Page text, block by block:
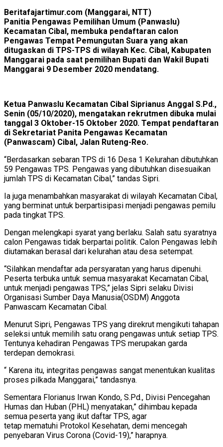
Beritafajartimur.com (Manggarai, NTT)
Panitia Pengawas Pemilihan Umum (Panwaslu)
Kecamatan Cibal, membuka pendaftaran calon
Pengawas Tempat Pemungutan Suara yang akan
ditugaskan di TPS-TPS di wilayah Kec. Cibal, Kabupaten
Manggarai pada saat pemilihan Bupati dan Wakil Bupati
Manggarai 9 Desember 2020 mendatang.
Ketua Panwaslu Kecamatan Cibal Siprianus Anggal S.Pd.,
Senin (05/10/2020), mengatakan rekrutmen dibuka mulai
tanggal 3 Oktober-15 Oktober 2020. Tempat pendaftaran
di Sekretariat Panita Pengawas Kecamatan
(Panwascam) Cibal, Jalan Ruteng-Reo.
“Berdasarkan sebaran TPS di 16 Desa 1 Kelurahan dibutuhkan
59 Pengawas TPS. Pengawas yang dibutuhkan disesuaikan
jumlah TPS di Kecamatan Cibal,” tandas Sipri.
Ia juga menambahkan masyarakat di wilayah Kecamatan Cibal,
yang berminat untuk berpartisipasi menjadi pengawas pemilu
pada tingkat TPS.
Dengan melengkapi syarat yang berlaku. Salah satu syaratnya
calon Pengawas tidak berpartai politik. Calon Pengawas lebih
diutamakan berasal dari kelurahan atau desa setempat.
“Silahkan mendaftar ada persyaratan yang harus dipenuhi.
Peserta terbuka untuk semua masyarakat Kecamatan Cibal,
untuk menjadi pengawas TPS,” jelas Sipri selaku Divisi
Organisasi Sumber Daya Manusia(OSDM) Anggota
Panwascam Kecamatan Cibal.
Menurut Sipri, Pengawas TPS yang direkrut mengikuti tahapan
seleksi untuk memilih satu orang pengawas untuk setiap TPS.
Tentunya kehadiran Pengawas TPS merupakan garda
terdepan demokrasi.
“ Karena itu, integritas pengawas sangat menentukan kualitas
proses pilkada Manggarai,” tandasnya.
Sementara Florianus Irwan Kondo, S.Pd., Divisi Pencegahan
Humas dan Huban (PHL) menyatakan,” dihimbau kepada
semua peserta yang ikut daftar TPS, agar
tetap mematuhi Protokol Kesehatan, demi mencegah
penyebaran Virus Corona (Covid-19),” harapnya.